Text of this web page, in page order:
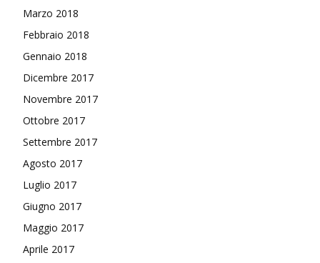
Marzo 2018
Febbraio 2018
Gennaio 2018
Dicembre 2017
Novembre 2017
Ottobre 2017
Settembre 2017
Agosto 2017
Luglio 2017
Giugno 2017
Maggio 2017
Aprile 2017